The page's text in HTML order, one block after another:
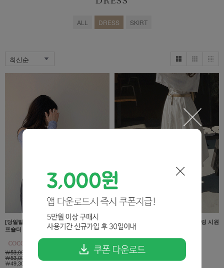
ALL DRESS SKIRT
[당일발송!]바스락 리본원피스+옆셔링 오
프숄더 니트 2종 세트[size:F(55~66)]
￦53,000
￦53,000
￦49,300 6%
[당일발송!60%세일!]웨하스 허리셔링 시원
여름 원피스[size:F(55~66)]
￦72,000
￦27,600 61%